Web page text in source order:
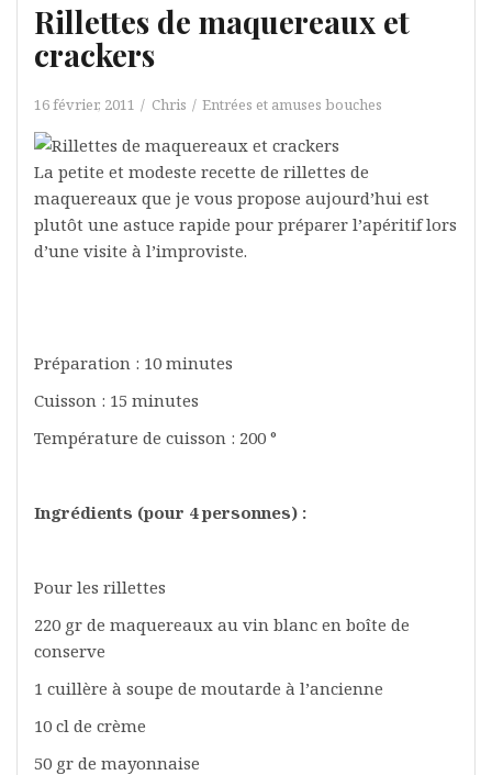
Rillettes de maquereaux et
crackers
16 février, 2011 Chris Entrées et amuses bouches
La petite et modeste recette de rillettes de
maquereaux que je vous propose aujourd’hui est
plutôt une astuce rapide pour préparer l’apéritif lors
d’une visite à l’improviste.
Préparation : 10 minutes
Cuisson : 15 minutes
Température de cuisson : 200 °
Ingrédients (pour 4 personnes) :
Pour les rillettes
220 gr de maquereaux au vin blanc en boîte de
conserve
1 cuillère à soupe de moutarde à l’ancienne
10 cl de crème
50 gr de mayonnaise